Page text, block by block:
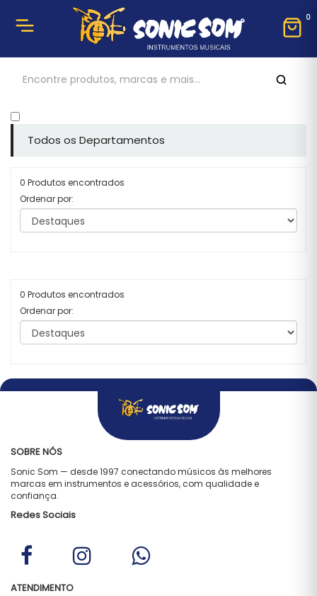
0
Todos os Departamentos
0 Produtos encontrados
Ordenar por:
0 Produtos encontrados
Ordenar por:
SOBRE NÓS
Sonic Som — desde 1997 conectando músicos às melhores
marcas em instrumentos e acessórios, com qualidade e
confiança.
Redes Sociais
ATENDIMENTO